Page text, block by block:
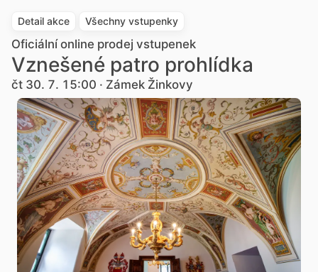
Detail akce Všechny vstupenky
Oficiální online prodej vstupenek
Vznešené patro prohlídka
čt 30. 7. 15:00 · Zámek Žinkovy